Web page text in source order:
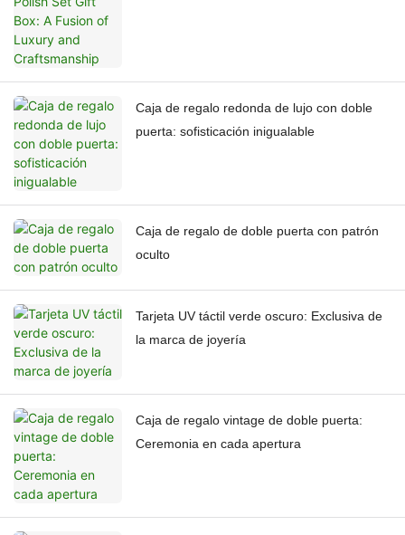
Caja de regalo redonda de lujo con doble
puerta: sofisticación inigualable
Caja de regalo de doble puerta con patrón
oculto
Tarjeta UV táctil verde oscuro: Exclusiva de
la marca de joyería
Caja de regalo vintage de doble puerta:
Ceremonia en cada apertura